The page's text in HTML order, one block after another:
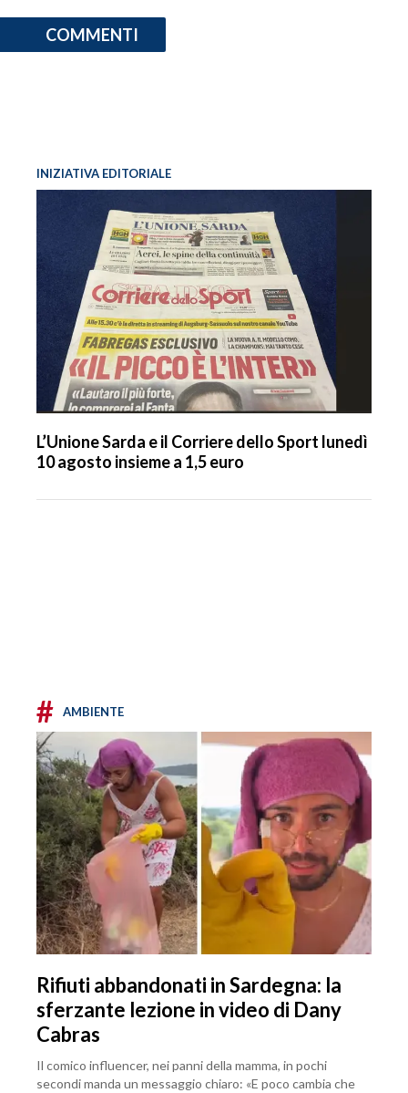
COMMENTI
INIZIATIVA EDITORIALE
L’Unione Sarda e il Corriere dello Sport lunedì
10 agosto insieme a 1,5 euro
# AMBIENTE
Rifiuti abbandonati in Sardegna: la
sferzante lezione in video di Dany
Cabras
Il comico influencer, nei panni della mamma, in pochi
secondi manda un messaggio chiaro: «E poco cambia che